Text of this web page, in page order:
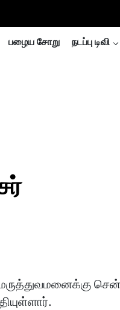
பழைய சோறு நடப்பு டிவி